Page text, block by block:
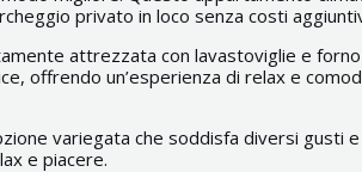
privato in loco senza costi
attrezzata con lavastoviglie e
offrendo un’esperienza di relax e
variegata che soddisfa diversi gusti
e piacere.